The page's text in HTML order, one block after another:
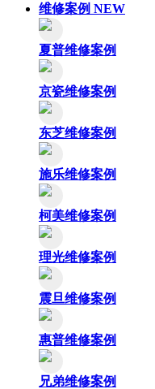
维修案例 NEW
夏普维修案例
京瓷维修案例
东芝维修案例
施乐维修案例
柯美维修案例
理光维修案例
震旦维修案例
惠普维修案例
兄弟维修案例